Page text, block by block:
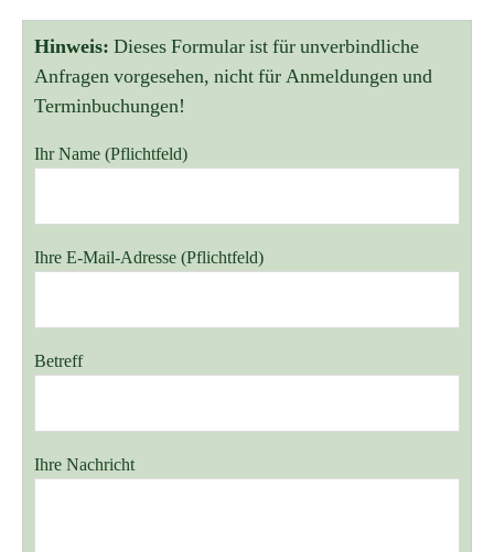
Hinweis: Dieses Formular ist für unverbindliche
Anfragen vorgesehen, nicht für Anmeldungen und
Terminbuchungen!
Ihr Name (Pflichtfeld)
Bitte lasse dieses Feld leer.
Ihre E-Mail-Adresse (Pflichtfeld)
Betreff
Ihre Nachricht